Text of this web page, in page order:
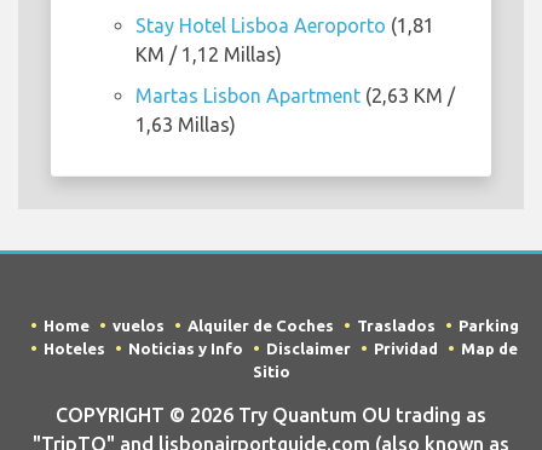
Stay Hotel Lisboa Aeroporto (1,81
KM / 1,12 Millas)
Martas Lisbon Apartment (2,63 KM /
1,63 Millas)
Home vuelos Alquiler de Coches Traslados
Parking
Hoteles
Noticias y Info Disclaimer Prividad
Map de
Sitio
COPYRIGHT © 2026 Try Quantum OU trading as
"TripTQ" and lisbonairportguide.com (also known as